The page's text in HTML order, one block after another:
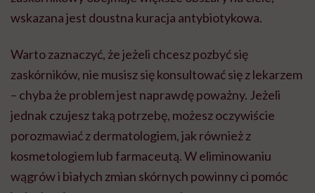
wskazana jest doustna kuracja antybiotykowa.
Warto zaznaczyć, że jeżeli chcesz pozbyć się
zaskórników, nie musisz się konsultować się z lekarzem
– chyba że problem jest naprawdę poważny. Jeżeli
jednak czujesz taką potrzebę, możesz oczywiście
porozmawiać z dermatologiem, jak również z
kosmetologiem lub farmaceutą. W eliminowaniu
wągrów i białych zmian skórnych powinny ci pomóc